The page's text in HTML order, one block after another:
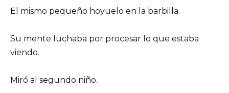
El mismo pequeño hoyuelo en la barbilla.
Su mente luchaba por procesar lo que estaba
viendo.
Miró al segundo niño.